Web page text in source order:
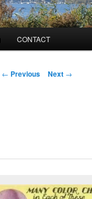
CONTACT
Post
← Previous Next →